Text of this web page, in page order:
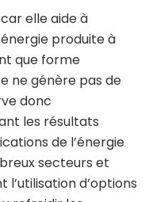
elle aide à
produite à
que forme
ne génère pas de
donc
les résultats
de l’énergie
secteurs et
l’utilisation d’options